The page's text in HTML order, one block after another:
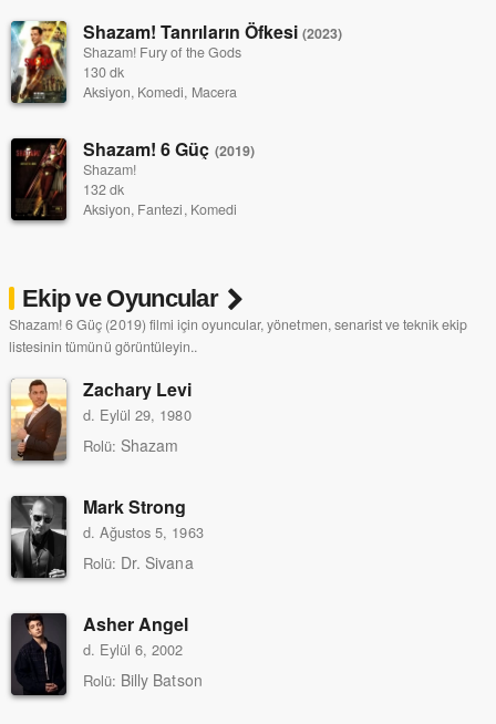
Shazam! Tanrıların Öfkesi (2023)
Shazam! Fury of the Gods
130 dk
Aksiyon, Komedi, Macera
Shazam! 6 Güç (2019)
Shazam!
132 dk
Aksiyon, Fantezi, Komedi
Ekip ve Oyuncular
Shazam! 6 Güç (2019) filmi için oyuncular, yönetmen, senarist ve teknik ekip
listesinin tümünü görüntüleyin..
Zachary Levi
d. Eylül 29, 1980
Rolü: Shazam
Mark Strong
d. Ağustos 5, 1963
Rolü: Dr. Sivana
Asher Angel
d. Eylül 6, 2002
Rolü: Billy Batson